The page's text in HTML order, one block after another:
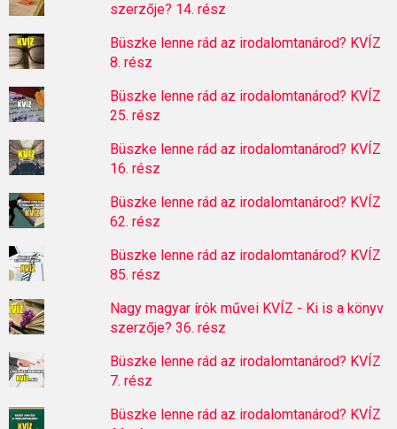
szerzője? 14. rész
Büszke lenne rád az irodalomtanárod? KVÍZ
8. rész
Büszke lenne rád az irodalomtanárod? KVÍZ
25. rész
Büszke lenne rád az irodalomtanárod? KVÍZ
16. rész
Büszke lenne rád az irodalomtanárod? KVÍZ
62. rész
Büszke lenne rád az irodalomtanárod? KVÍZ
85. rész
Nagy magyar írók művei KVÍZ - Ki is a könyv
szerzője? 36. rész
Büszke lenne rád az irodalomtanárod? KVÍZ
7. rész
Büszke lenne rád az irodalomtanárod? KVÍZ